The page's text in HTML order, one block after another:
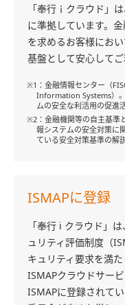
「奉行ｉクラウド」
に準拠しています。
を求めるお客様にお
基盤として安心してご
※1：金融情報センター（
Information Systems）
ムの安全な利活用の促進
※2：金融機関等の自主基準
報システムの安全対策に
ている安全対策基準の解
ISMAPに登録
「奉行 i クラウド」
ュリティ評価制度（
キュリティ要求を満
ISMAPクラウドサー
ISMAPに登録されて